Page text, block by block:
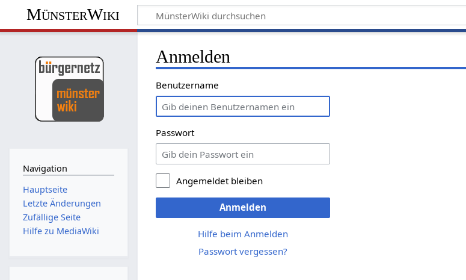
MünsterWiki
Anmelden
Benutzername
Passwort
Angemeldet bleiben
Anmelden
Hilfe beim Anmelden
Passwort vergessen?
Navigation
Hauptseite
Letzte Änderungen
Zufällige Seite
Hilfe zu MediaWiki